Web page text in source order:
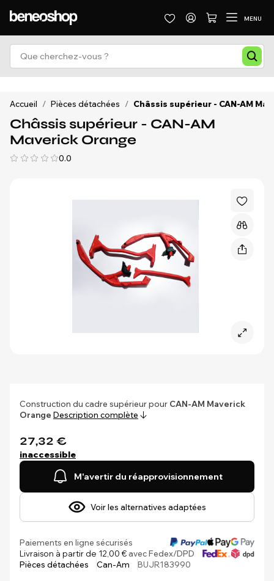
MENU
Accueil / Pièces détachées / Châssis supérieur - CAN-AM
Châssis supérieur - CAN-AM
Maverick Orange
0.0
Construction du cadre supérieur pour CAN-AM Maverick
Orange Description complète
27,32 €
inaccessible
M'avertir du réapprovisionnement
Voir les alternatives adaptées
Paiements en ligne sécurisés
Livraison à partir de 12,00 €avec Fedex/DPD
Pièces détachées
Can-Am BUJR183990